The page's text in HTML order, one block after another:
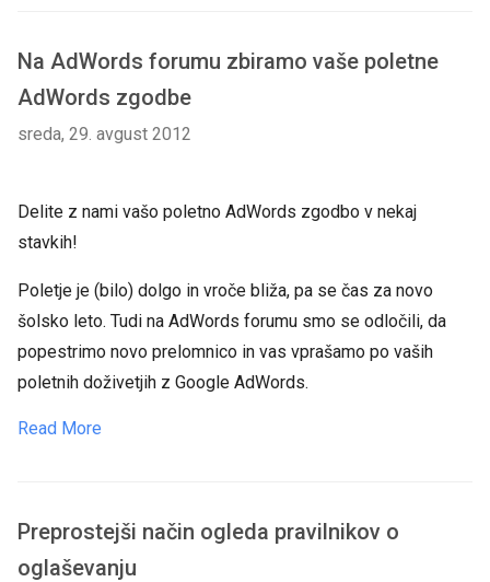
Na AdWords forumu zbiramo vaše poletne
AdWords zgodbe
sreda, 29. avgust 2012
Delite z nami vašo poletno AdWords zgodbo v nekaj
stavkih!
Poletje je (bilo) dolgo in vroče bliža, pa se čas za novo
šolsko leto. Tudi na AdWords forumu smo se odločili, da
popestrimo novo prelomnico in vas vprašamo po vaših
poletnih doživetjih z Google AdWords.
Read More
Preprostejši način ogleda pravilnikov o
oglaševanju